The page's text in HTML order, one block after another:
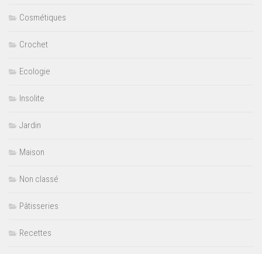
Cosmétiques
Crochet
Ecologie
Insolite
Jardin
Maison
Non classé
Pâtisseries
Recettes